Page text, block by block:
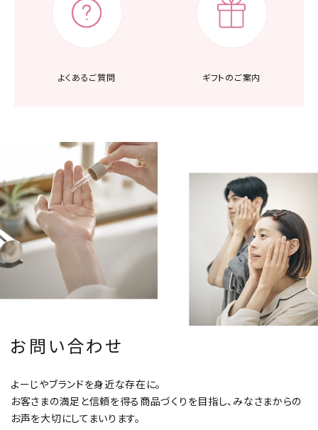
よくあるご質問 ギフトのご案内
お問い合わせ
よーじやブランドを身近な存在に。
お客さまの満足と信頼を得る商品づくりを目指し、みなさまからの
お声を大切にしてまいります。